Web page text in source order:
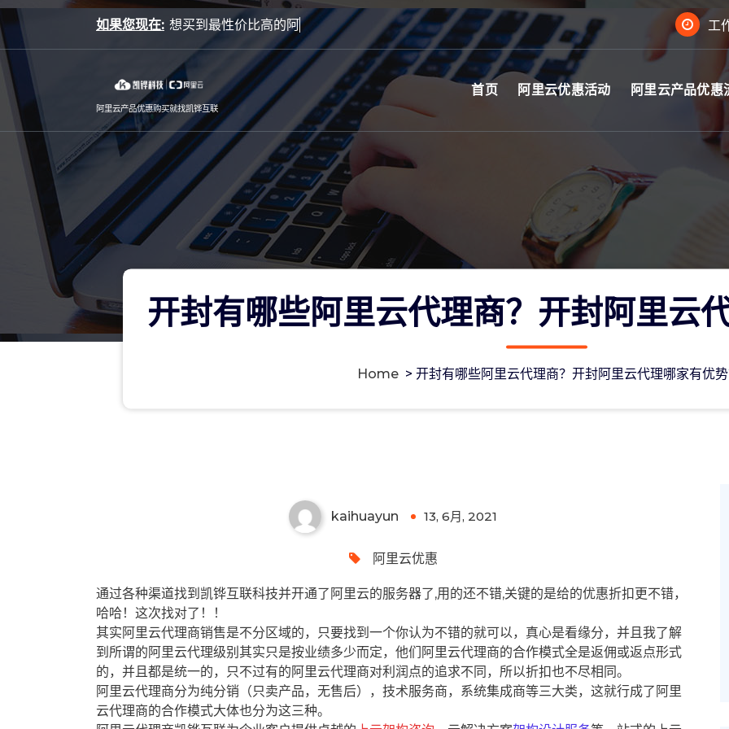
Skip
to
content
如果您现在: 工
阿里云产品优惠购买就找凯铧互联
首页 阿里云优惠活动 阿里云产品优惠
开封有哪些阿里云代理商？开封阿里云
Home > 开封有哪些阿里云代理商？开封阿里云代理哪家有优
kaihuayun 13, 6月, 2021
阿里云优惠
通过各种渠道找到凯铧互联科技并开通了阿里云的服务器了,用的还不错,关键的是给的优惠折扣更不错，
哈哈！这次找对了！！
其实阿里云代理商销售是不分区域的，只要找到一个你认为不错的就可以，真心是看缘分，并且我了解
到所谓的阿里云代理级别其实只是按业绩多少而定，他们阿里云代理商的合作模式全是返佣或返点形式
的，并且都是统一的，只不过有的阿里云代理商对利润点的追求不同，所以折扣也不尽相同。
阿里云代理商分为纯分销（只卖产品，无售后），技术服务商，系统集成商等三大类，这就行成了阿里
云代理商的合作模式大体也分为这三种。